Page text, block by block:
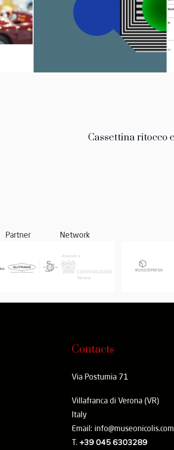
Cassettina ritocco
Partner Network
Contacts
Via Postumia 71
Villafranca di Verona (VR)
Italy
Email: info@museonicolis.com
T. +39 045 6303289